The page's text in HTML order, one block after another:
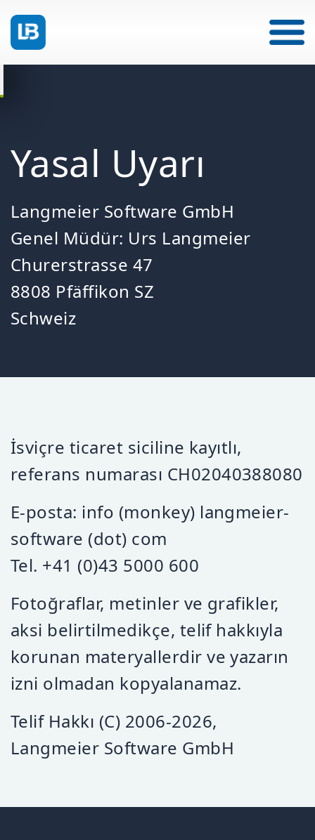
Yasal Uyarı
Langmeier Software GmbH
Genel Müdür: Urs Langmeier
Churerstrasse 47
8808 Pfäffikon SZ
Schweiz
İsviçre ticaret siciline kayıtlı,
referans numarası CH02040388080
E-posta: info (monkey) langmeier-
software (dot) com
Tel. +41 (0)43 5000 600
Fotoğraflar, metinler ve grafikler,
aksi belirtilmedikçe, telif hakkıyla
korunan materyallerdir ve yazarın
izni olmadan kopyalanamaz.
Telif Hakkı (C) 2006-2026,
Langmeier Software GmbH